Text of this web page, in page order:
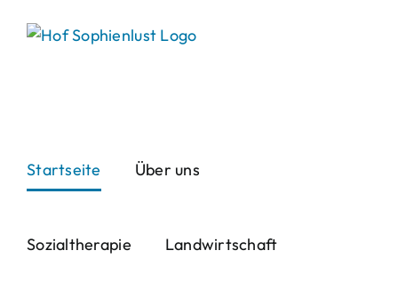
Startseite Über uns
Sozialtherapie Landwirtschaft